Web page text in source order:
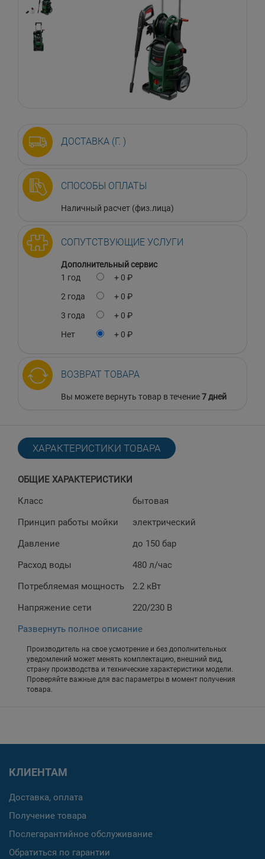
ДОСТАВКА (Г. )
СПОСОБЫ ОПЛАТЫ
Наличный расчет (физ.лица)
СОПУТСТВУЮЩИЕ УСЛУГИ
Дополнительный сервис
1 год
+ 0 ₽
2 года
+ 0 ₽
3 года
+ 0 ₽
Нет
+ 0 ₽
ВОЗВРАТ ТОВАРА
Вы можете вернуть товар в течение7 дней
ХАРАКТЕРИСТИКИ ТОВАРА
ОБЩИЕ ХАРАКТЕРИСТИКИ
Класс
бытовая
Принцип работы мойки
электрический
Давление
до 150 бар
Расход воды
480 л/час
Потребляемая мощность
2.2 кВт
Напряжение сети
220/230 В
Развернуть полное описание
Производитель на свое усмотрение и без дополнительных
уведомлений может менять комплектацию, внешний вид,
страну производства и технические характеристики модели.
Проверяйте важные для вас параметры в момент получения
товара.
КЛИЕНТАМ
Доставка, оплата
Получение товара
Послегарантийное обслуживание
Обратиться по гарантии